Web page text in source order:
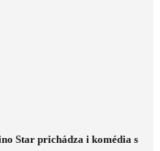
Star prichádza i komédia s